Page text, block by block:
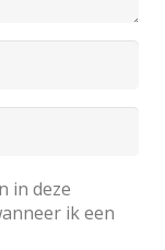
in deze
ik een